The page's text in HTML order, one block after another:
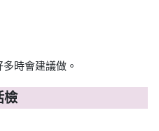
多時會建議做。
檢